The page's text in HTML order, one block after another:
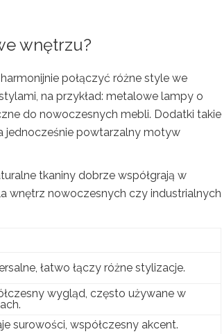
wnętrzu?
harmonijnie połączyć różne style we
na przykład: metalowe lampy o
do nowoczesnych mebli. Dodatki takie
jednocześnie powtarzalny motyw
tkaniny dobrze współgrają w
wnętrz nowoczesnych czy industrialnych
łatwo łączy różne stylizacje.
wygląd, często używane w
surowości, współczesny akcent.